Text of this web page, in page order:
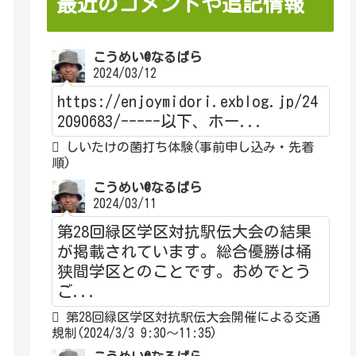
最近のコメントや追記情報
こうめい@なるぱら
2024/03/12
https://enjoymidori.exblog.jp/24
2090683/-----以下、ホー...
しいたけの菌打ち体験(事前申し込み・先着
順)
こうめい@なるぱら
2024/03/11
第28回緑区学区対抗駅伝大会の結果
が掲載されています。総合優勝は桶
狭間学区とのことです。おめでとう
ご...
第28回緑区学区対抗駅伝大会開催による交通
規制(2024/3/3 9:30～11:35)